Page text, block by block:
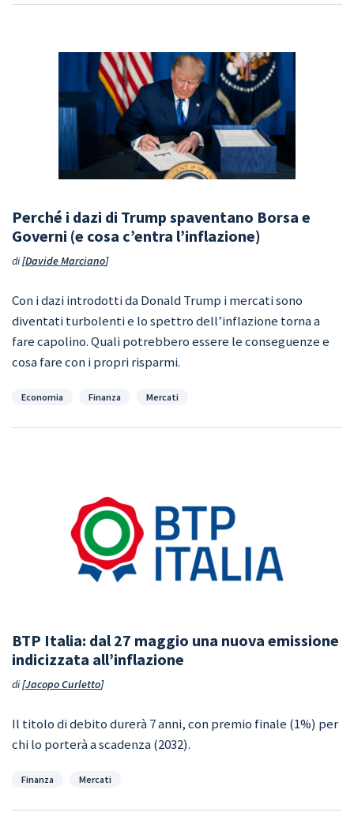
Perché i dazi di Trump spaventano Borsa e
Governi (e cosa c’entra l’inflazione)
di Davide Marciano
Con i dazi introdotti da Donald Trump i mercati sono
diventati turbolenti e lo spettro dell’inflazione torna a
fare capolino. Quali potrebbero essere le conseguenze e
cosa fare con i propri risparmi.
Categorie
Economia Finanza Mercati
BTP Italia: dal 27 maggio una nuova emissione
indicizzata all’inflazione
di Jacopo Curletto
Il titolo di debito durerà 7 anni, con premio finale (1%) per
chi lo porterà a scadenza (2032).
Categorie
Finanza Mercati